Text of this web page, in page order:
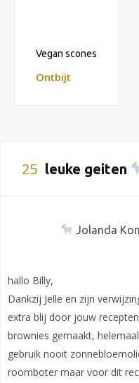
Vegan scones
Ontbijt
25 leuke geiten
Jolanda
hallo Billy,
Dankzij Jelle en zijn
extra blij door jouw
brownies gemaakt,
gebruik nooit
roomboter maar voor dit